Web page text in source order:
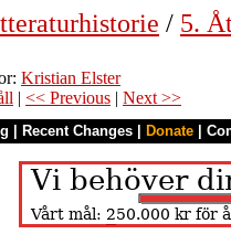
/ 5.
Kristian Elster
| << Previous | Next >>
Recent Changes Donate